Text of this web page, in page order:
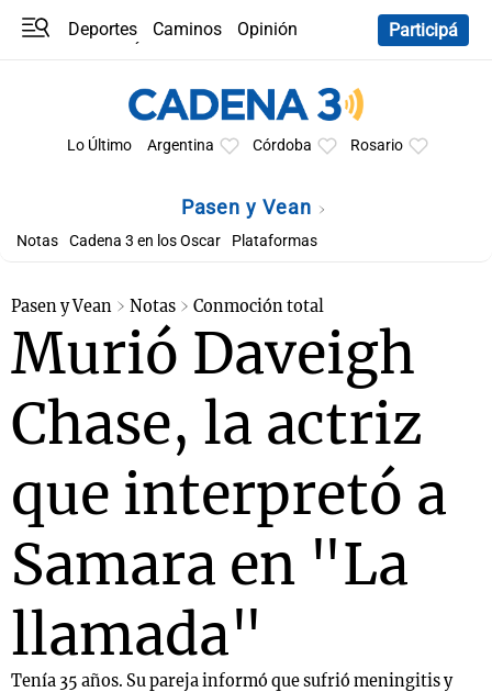
Deportes Caminos
Opinión
Participá
Lo Último Argentina Córdoba Rosario
Pasen y Vean
Notas Cadena 3 en los Oscar Plataformas
Pasen y Vean Notas Conmoción total
Murió Daveigh
Chase, la actriz
que interpretó a
Samara en "La
llamada"
Tenía 35 años. Su pareja informó que sufrió meningitis y